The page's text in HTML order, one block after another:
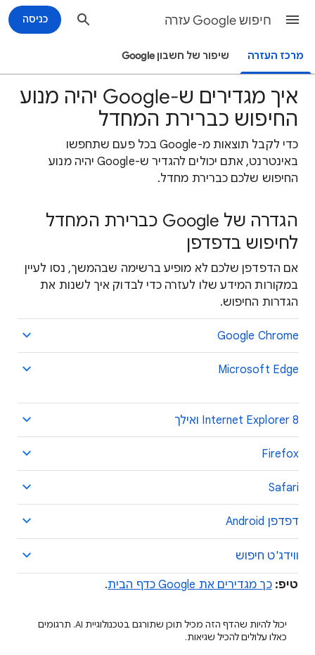
חיפוש Google עזרה כניסה
מרכז העזרה שיפור של חשבון Google
איך מגדירים ש-Google יהיה מנוע
החיפוש כברירת המחדל
כדי לקבל תוצאות מ-Google בכל פעם שתחפשו
באינטרנט, אתם יכולים להגדיר ש-Google יהיה מנוע
החיפוש שלכם כברירת מחדל.
הגדרה של Google כברירת המחדל
לחיפוש בדפדפן
אם הדפדפן שלכם לא מופיע ברשימה שבהמשך, נסו לעיין
במקורות המידע שלו לעזרה כדי לבדוק איך לשנות את
הגדרות החיפוש.
Google Chrome
Microsoft Edge
Internet Explorer 8 ואילך
Firefox
Safari
דפדפן Android
ווידג'ט חיפוש
טיפ:כך מגדירים את Google כדף הבית .
יכול להיות שהדף הזה מכיל תוכן שתורגם בטכנולוגיית AI. תרגומים
כאלו עלולים להכיל שגיאות.